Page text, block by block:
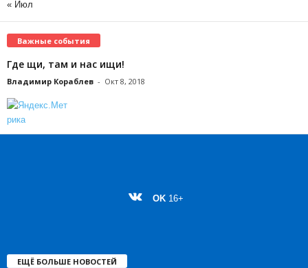
« Июл
Важные события
Где щи, там и нас ищи!
Владимир Кораблев - Окт 8, 2018
OK 16+
ЕЩЁ БОЛЬШЕ НОВОСТЕЙ